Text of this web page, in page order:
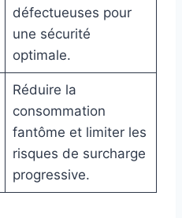
défectueuses pour
une sécurité
optimale.
Réduire la
consommation
fantôme et limiter les
risques de surcharge
progressive.